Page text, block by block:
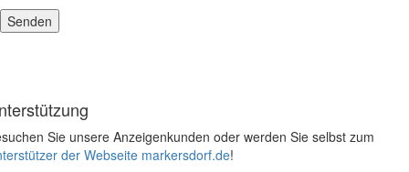
Sie unsere Anzeigenkunden oder werden Sie selbst zum
der Webseite markersdorf.de!